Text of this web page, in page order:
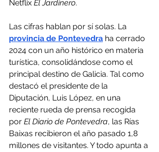
Netflix El Jardinero.
Las cifras hablan por sí solas. La
provincia de Pontevedra ha cerrado
2024 con un año histórico en materia
turística, consolidándose como el
principal destino de Galicia. Tal como
destacó el presidente de la
Diputación, Luis López, en una
reciente rueda de prensa recogida
por El Diario de Pontevedra, las Rías
Baixas recibieron el año pasado 1,8
millones de visitantes. Y todo apunta a